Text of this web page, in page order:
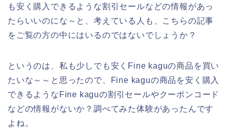
も安く購入できるような割引セールなどの情報があっ
たらいいのにな～と、考えている人も、こちらの記事
をご覧の方の中にはいるのではないでしょうか？
というのは、私も少しでも安くFine kaguの商品を買い
たいな～～と思ったので、Fine kaguの商品を安く購入
できるようなFine kaguの割引セールやクーポンコード
などの情報がないか？調べてみた体験があったんです
よね。